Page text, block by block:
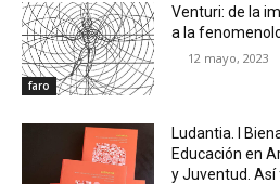
faro
Venturi: de la
a la
12 mayo, 2023
Ludantia. I
Educación en
y Juventud.